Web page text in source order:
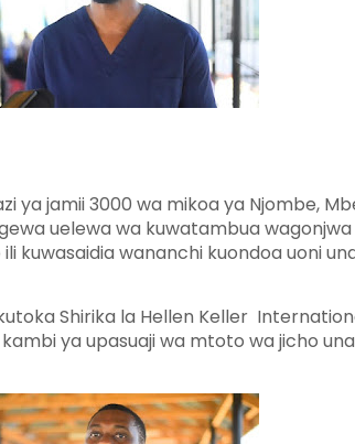
ya jamii 3000 wa mikoa ya Njombe,
uelewa wa kuwatambua wagonjwa
kuwasaidia wananchi kuondoa uoni
Shirika la Hellen Keller
ya upasuaji wa mtoto wa jicho